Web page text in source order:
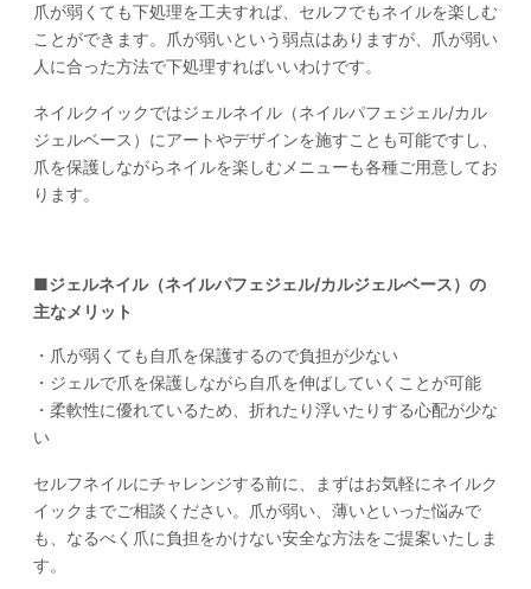
爪が弱くても下処理を工夫すれば、セルフでもネイルを楽しむ
ことができます。爪が弱いという弱点はありますが、爪が弱い
人に合った方法で下処理すればいいわけです。
ネイルクイックではジェルネイル（ネイルパフェジェル/カル
ジェルベース）にアートやデザインを施すことも可能ですし、
爪を保護しながらネイルを楽しむメニューも各種ご用意してお
ります。
■ジェルネイル（ネイルパフェジェル/カルジェルベース）の
主なメリット
・爪が弱くても自爪を保護するので負担が少ない
・ジェルで爪を保護しながら自爪を伸ばしていくことが可能
・柔軟性に優れているため、折れたり浮いたりする心配が少な
い
セルフネイルにチャレンジする前に、まずはお気軽にネイルク
イックまでご相談ください。爪が弱い、薄いといった悩みで
も、なるべく爪に負担をかけない安全な方法をご提案いたしま
す。